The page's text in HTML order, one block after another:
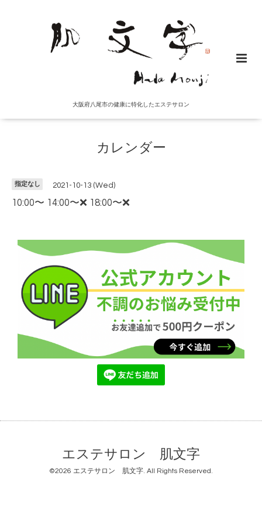
大阪府八尾市の健康に特化したエステサロン
カレンダー
指定なし 2021-10-13 (Wed)
10:00〜 14:00〜❌ 18:00〜❌
エステサロン 肌文字
©2026 エステサロン 肌文字. All Rights Reserved.